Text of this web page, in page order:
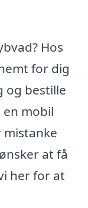
Hos
for dig
og bestille
mobil
mistanke
at få
her for at